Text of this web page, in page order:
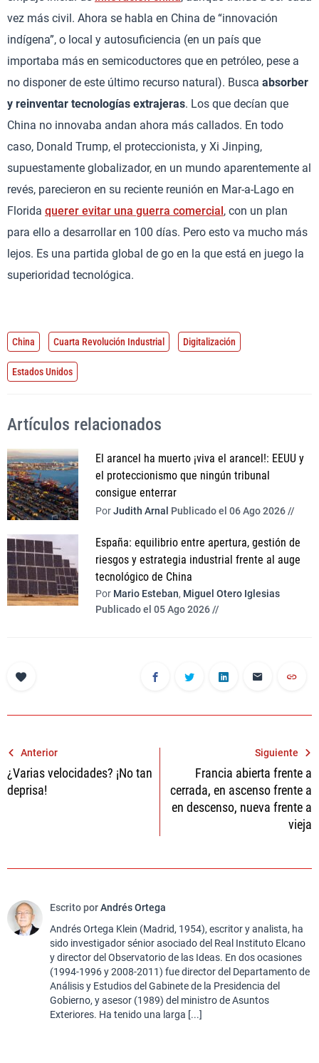
vez más civil. Ahora se habla en China de “innovación
indígena”, o local y autosuficiencia (en un país que
importaba más en semicoductores que en petróleo, pese a
no disponer de este último recurso natural). Busca absorber
y reinventar tecnologías extrajeras. Los que decían que
China no innovaba andan ahora más callados. En todo
caso, Donald Trump, el proteccionista, y Xi Jinping,
supuestamente globalizador, en un mundo aparentemente al
revés, parecieron en su reciente reunión en Mar-a-Lago en
Florida querer evitar una guerra comercial , con un plan
para ello a desarrollar en 100 días. Pero esto va mucho más
lejos. Es una partida global de go en la que está en juego la
superioridad tecnológica.
China Cuarta Revolución Industrial Digitalización
Estados Unidos
Artículos relacionados
El arancel ha muerto ¡viva el arancel!: EEUU y
el proteccionismo que ningún tribunal
consigue enterrar
PorJudith Arnal Publicado el 06 Ago 2026 //
España: equilibrio entre apertura, gestión de
riesgos y estrategia industrial frente al auge
tecnológico de China
Por Mario Esteban, Miguel Otero Iglesias
Publicado el 05 Ago 2026 //
Navegación
de
entradas
Anterior
¿Varias velocidades? ¡No tan
deprisa!
Siguiente
Francia abierta frente a
cerrada, en ascenso frente a
en descenso, nueva frente a
vieja
Escrito porAndrés Ortega
Andrés Ortega Klein (Madrid, 1954), escritor y analista, ha
sido investigador sénior asociado del Real Instituto Elcano
y director del Observatorio de las Ideas. En dos ocasiones
(1994-1996 y 2008-2011) fue director del Departamento de
Análisis y Estudios del Gabinete de la Presidencia del
Gobierno, y asesor (1989) del ministro de Asuntos
Exteriores. Ha tenido una larga [...]